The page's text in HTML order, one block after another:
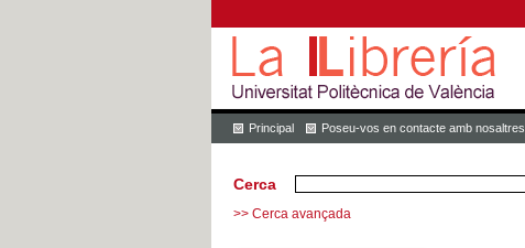
Principal Poseu-vos en contacte amb nosaltres
Cerca
>> Cerca avançada